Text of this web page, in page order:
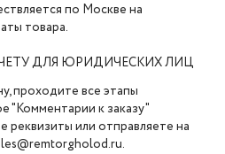
по Москве на
товара.
ДЛЯ ЮРИДИЧЕСКИХ ЛИЦ
проходите все этапы
"Комментарии к заказу"
реквизиты или отправляете на